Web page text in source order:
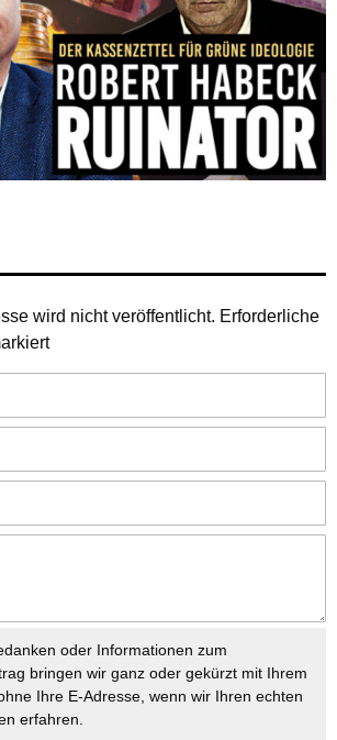
wird nicht veröffentlicht. Erforderliche
oder Informationen zum
bringen wir ganz oder gekürzt mit Ihrem
Ihre E-Adresse, wenn wir Ihren echten
erfahren.